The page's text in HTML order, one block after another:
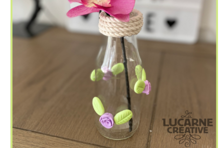
Pour faire un radis, vous aurez besoin de pâte rouge et
banche. Mélangez du blanc et du rouge pour faire du rose,
et mélangez du rouge avec un petit peu de blanc pour
faire du rose foncé. Mettez les 3 couleurs obtenues à coté,
et aplatissez avec un petit rouleau, pliez la bande obtenue
et faites cette opération plusieurs fois pour essayez
d’obtenir un dégradé. Ensuite, prenez un morceau de pâte